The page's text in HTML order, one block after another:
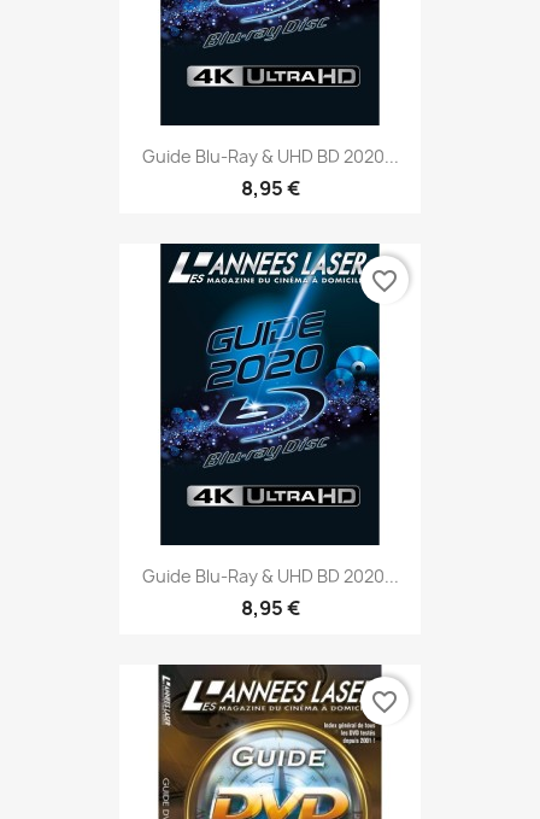
Guide Blu-Ray & UHD BD 2020...
8,95 €
Guide Blu-Ray & UHD BD 2020...
8,95 €
favorite_border
favorite_border